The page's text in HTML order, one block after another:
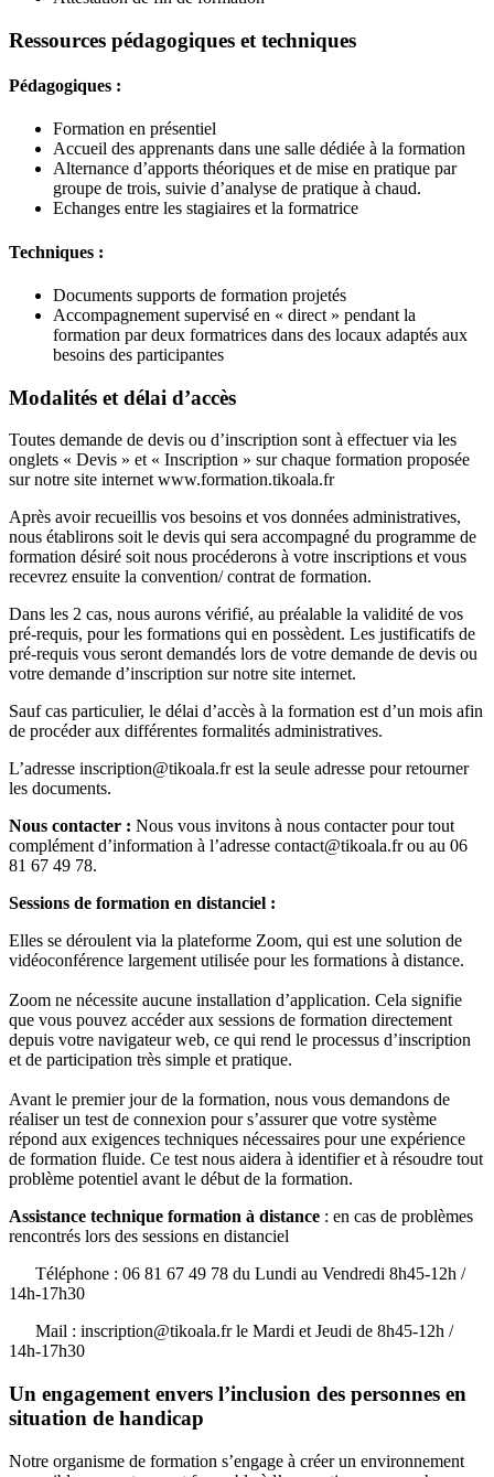
Ressources pédagogiques et techniques
Pédagogiques :
Formation en présentiel
Accueil des apprenants dans une salle dédiée à la formation
Alternance d’apports théoriques et de mise en pratique par
groupe de trois, suivie d’analyse de pratique à chaud.
Echanges entre les stagiaires et la formatrice
Techniques :
Documents supports de formation projetés
Accompagnement supervisé en « direct » pendant la
formation par deux formatrices dans des locaux adaptés aux
besoins des participantes
Modalités et délai d’accès
Toutes demande de devis ou d’inscription sont à effectuer via les
onglets « Devis » et « Inscription » sur chaque formation proposée
sur notre site internet www.formation.tikoala.fr
Après avoir recueillis vos besoins et vos données administratives,
nous établirons soit le devis qui sera accompagné du programme de
formation désiré soit nous procéderons à votre inscriptions et vous
recevrez ensuite la convention/ contrat de formation.
Dans les 2 cas, nous aurons vérifié, au préalable la validité de vos
pré-requis, pour les formations qui en possèdent. Les justificatifs de
pré-requis vous seront demandés lors de votre demande de devis ou
votre demande d’inscription sur notre site internet.
Sauf cas particulier, le délai d’accès à la formation est d’un mois afin
de procéder aux différentes formalités administratives.
L’adresse inscription@tikoala.fr est la seule adresse pour retourner
les documents.
Nous contacter : Nous vous invitons à nous contacter pour tout
complément d’information à l’adresse contact@tikoala.fr ou au 06
81 67 49 78.
Sessions de formation en distanciel :
Elles se déroulent via la plateforme Zoom, qui est une solution de
vidéoconférence largement utilisée pour les formations à distance.
Zoom ne nécessite aucune installation d’application. Cela signifie
que vous pouvez accéder aux sessions de formation directement
depuis votre navigateur web, ce qui rend le processus d’inscription
et de participation très simple et pratique.
Avant le premier jour de la formation, nous vous demandons de
réaliser un test de connexion pour s’assurer que votre système
répond aux exigences techniques nécessaires pour une expérience
de formation fluide. Ce test nous aidera à identifier et à résoudre tout
problème potentiel avant le début de la formation.
Assistance technique formation à distance : en cas de problèmes
rencontrés lors des sessions en distanciel
Téléphone : 06 81 67 49 78 du Lundi au Vendredi 8h45-12h /
14h-17h30
Mail : inscription@tikoala.fr le Mardi et Jeudi de 8h45-12h /
14h-17h30
Un engagement envers l’inclusion des personnes en
situation de handicap
Notre organisme de formation s’engage à créer un environnement